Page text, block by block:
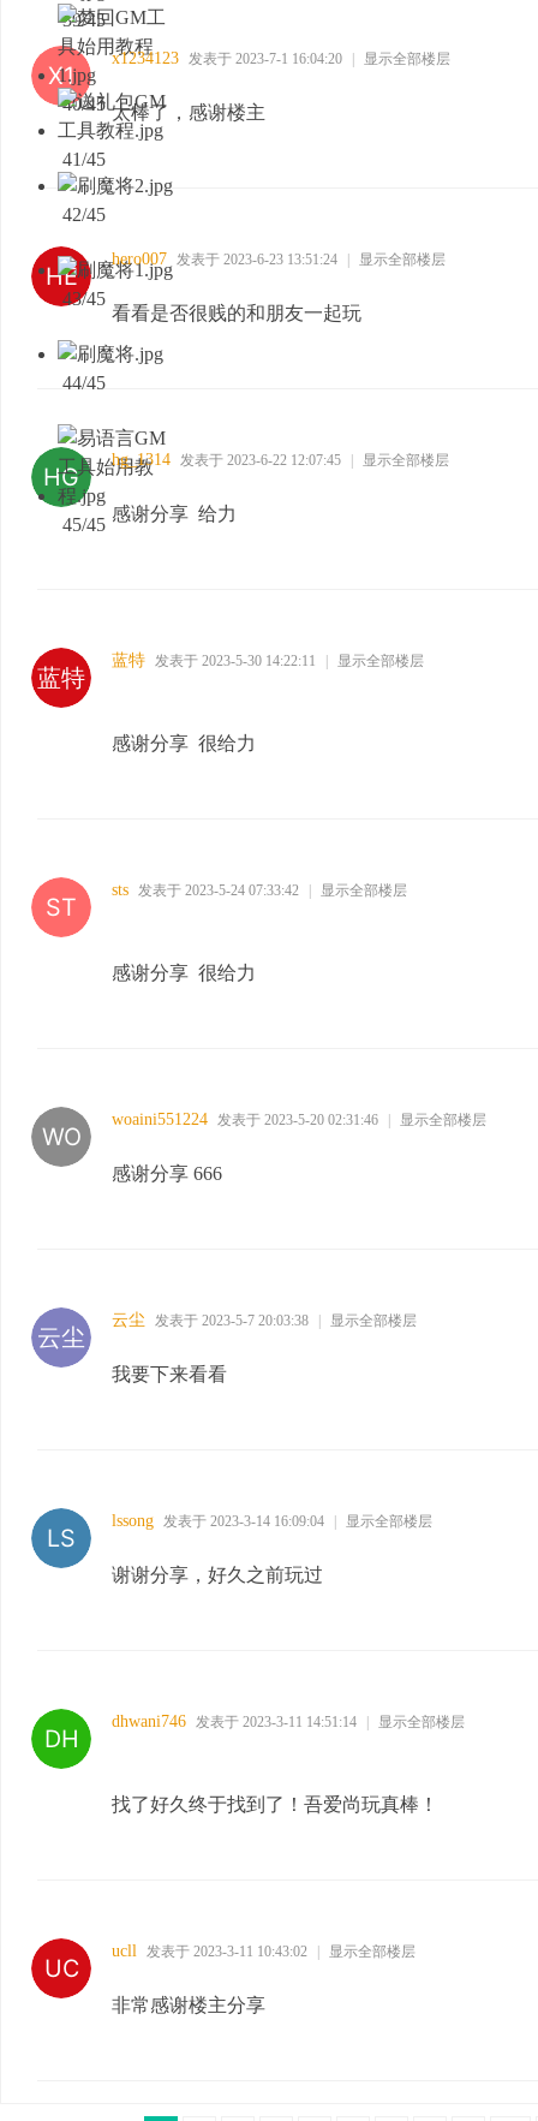
39/45
40/45
41/45
42/45
43/45
44/45
45/45
x1234123 发表于 2023-7-1 16:04:20 显示全部楼层
太棒了，感谢楼主
hero007 发表于 2023-6-23 13:51:24 显示全部楼层
看看是否很贱的和朋友一起玩
hg_1314 发表于 2023-6-22 12:07:45 显示全部楼层
感谢分享 给力
蓝特 发表于 2023-5-30 14:22:11 显示全部楼层
感谢分享 很给力
sts 发表于 2023-5-24 07:33:42 显示全部楼层
感谢分享 很给力
woaini551224 发表于 2023-5-20 02:31:46 显示全部楼层
感谢分享 666
云尘 发表于 2023-5-7 20:03:38 显示全部楼层
我要下来看看
lssong 发表于 2023-3-14 16:09:04 显示全部楼层
谢谢分享，好久之前玩过
dhwani746 发表于 2023-3-11 14:51:14 显示全部楼层
找了好久终于找到了！吾爱尚玩真棒！
ucll 发表于 2023-3-11 10:43:02 显示全部楼层
非常感谢楼主分享